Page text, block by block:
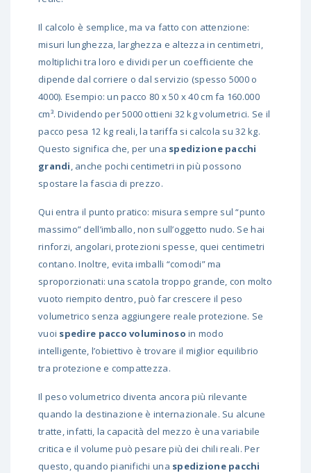
Il calcolo è semplice, ma va fatto con attenzione:
misuri lunghezza, larghezza e altezza in centimetri,
moltiplichi tra loro e dividi per un coefficiente che
dipende dal corriere o dal servizio (spesso 5000 o
4000). Esempio: un pacco 80 x 50 x 40 cm fa 160.000
cm³. Dividendo per 5000 ottieni 32 kg volumetrici. Se il
pacco pesa 12 kg reali, la tariffa si calcola su 32 kg.
Questo significa che, per una spedizione pacchi
grandi, anche pochi centimetri in più possono
spostare la fascia di prezzo.
Qui entra il punto pratico: misura sempre sul “punto
massimo” dell’imballo, non sull’oggetto nudo. Se hai
rinforzi, angolari, protezioni spesse, quei centimetri
contano. Inoltre, evita imballi “comodi” ma
sproporzionati: una scatola troppo grande, con molto
vuoto riempito dentro, può far crescere il peso
volumetrico senza aggiungere reale protezione. Se
vuoi spedire pacco voluminoso in modo
intelligente, l’obiettivo è trovare il miglior equilibrio
tra protezione e compattezza.
Il peso volumetrico diventa ancora più rilevante
quando la destinazione è internazionale. Su alcune
tratte, infatti, la capacità del mezzo è una variabile
critica e il volume può pesare più dei chili reali. Per
questo, quando pianifichi una spedizione pacchi